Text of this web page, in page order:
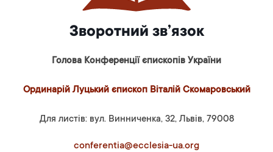
Зворотний зв’язок
Голова Конференції єпископів України
Ординарій Луцький єпископ Віталій Скомаровський
Для листів: вул. Винниченка, 32, Львів, 79008
conferentia@ecclesia-ua.org